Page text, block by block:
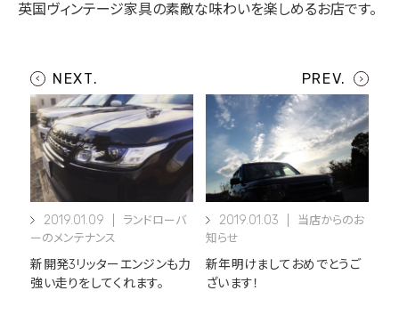
英国ヴィンテージ家具の素敵な味わいを楽しめるお店です。
2019.01.09
ランドローバ
ーのメンテナンス
新開発3リッターエンジンも力
強い走りをしてくれます。
2019.01.03
当店からのお
知らせ
新年明けましておめでとうご
ざいます！